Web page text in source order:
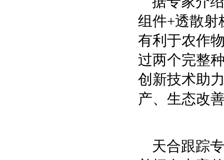
组件+透散射
有利于农作
过两个完整
创新技术助
产、生态改
天合跟踪